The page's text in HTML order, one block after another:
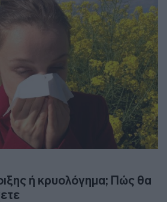
ή κρυολόγημα; Πώς θα